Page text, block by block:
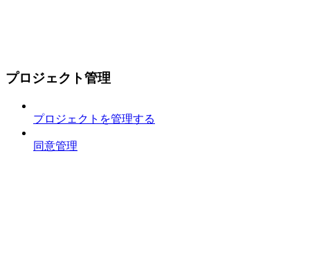
プロジェクト管理
プロジェクトを管理する
同意管理